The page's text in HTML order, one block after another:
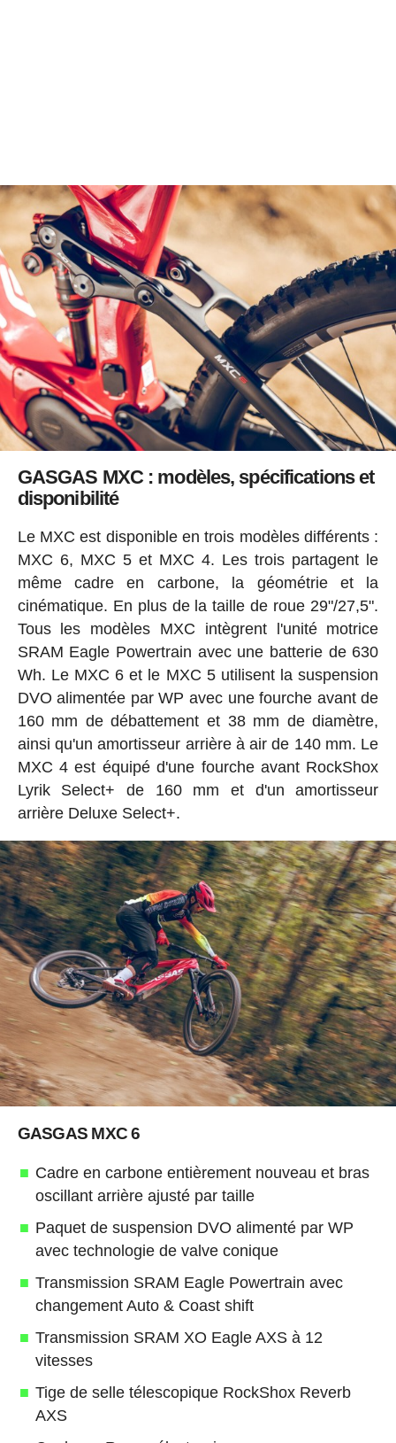
GASGAS MXC : modèles, spécifications et
disponibilité
Le MXC est disponible en trois modèles différents :
MXC 6, MXC 5 et MXC 4. Les trois partagent le
même cadre en carbone, la géométrie et la
cinématique. En plus de la taille de roue 29"/27,5".
Tous les modèles MXC intègrent l'unité motrice
SRAM Eagle Powertrain avec une batterie de 630
Wh. Le MXC 6 et le MXC 5 utilisent la suspension
DVO alimentée par WP avec une fourche avant de
160 mm de débattement et 38 mm de diamètre,
ainsi qu'un amortisseur arrière à air de 140 mm. Le
MXC 4 est équipé d'une fourche avant RockShox
Lyrik Select+ de 160 mm et d'un amortisseur
arrière Deluxe Select+.
GASGAS MXC 6
Cadre en carbone entièrement nouveau et bras
oscillant arrière ajusté par taille
Paquet de suspension DVO alimenté par WP
avec technologie de valve conique
Transmission SRAM Eagle Powertrain avec
changement Auto & Coast shift
Transmission SRAM XO Eagle AXS à 12
vitesses
Tige de selle télescopique RockShox Reverb
AXS